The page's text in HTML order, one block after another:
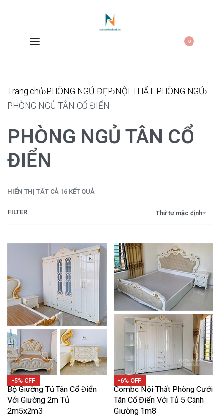
0
Trang chủ›PHÒNG NGỦ ĐẸP›NỘI THẤT PHÒNG NGỦ›
PHÒNG NGỦ TÂN CỔ ĐIỂN
PHÒNG NGỦ TÂN CỔ
ĐIỂN
HIỂN THỊ TẤT CẢ 16 KẾT QUẢ
Thứ tự mặc định
FILTER
-5% OFF
Bộ Giường Tủ Tân Cổ Điển
Với Giường 2m Tủ
2m5x2m3
-6% OFF
Combo Nội Thất Phòng Cưới
Tân Cổ Điển Với Tủ 5 Cánh
Giường 1m8